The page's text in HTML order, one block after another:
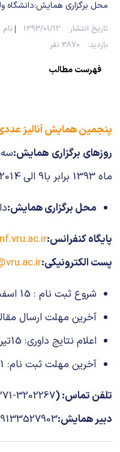
محل برگزاری همایش:دانشگاه
تاریخ انتشار: 1393/01/12
بازدید:
3870 نفر
فهرست مطالب
پنجمين همايش آناليز
روزهای برگزاری همایش:
ماه 1393 برابر با9 الی 10
2014 Sep
محل برگزاری همایش:
پايگاه کنفرانس:
پست الکترونيکی:
شروع ثبت نام : 15 اسفند 1392
آخرین مهلت ارسال مقاله: 15 خرداد
اعلام نتایج داوری: 15تیر 1393
آخرین مهلت ثبت نام: 1 مرداد 1392
تلفن تماس: (3202267-3202271-3202260)-0391
دبير همایش:
صلاح های شیمیایی
مطالب جالب شیمی
شیمی عمومی
شیمی سبز
روانپزشکی
طب سنتی